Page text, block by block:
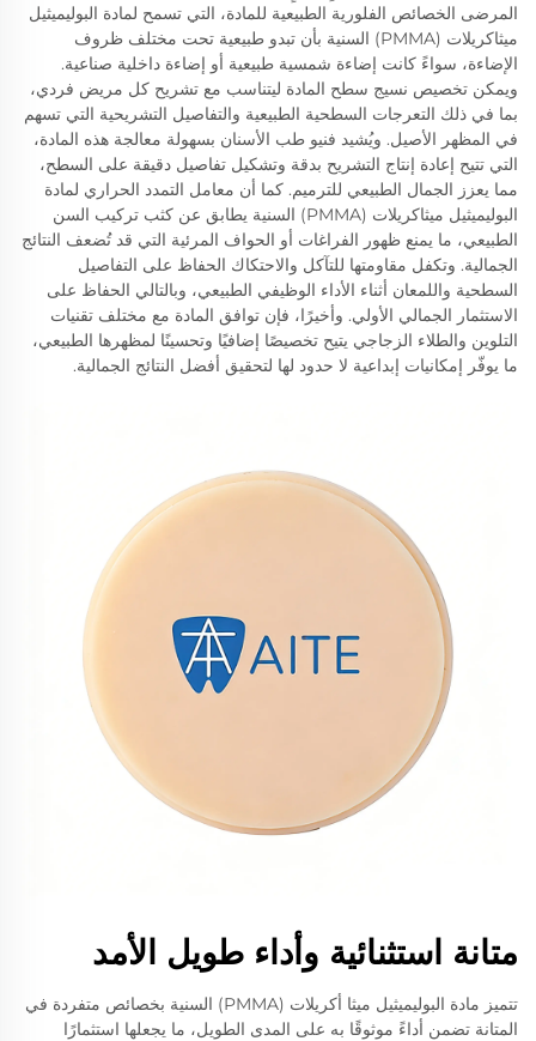
المرضى الخصائص الفلورية الطبيعية للمادة، التي تسمح لمادة البوليميثيل
ميثاكريلات (PMMA) السنية بأن تبدو طبيعية تحت مختلف ظروف
الإضاءة، سواءً كانت إضاءة شمسية طبيعية أو إضاءة داخلية صناعية.
ويمكن تخصيص نسيج سطح المادة ليتناسب مع تشريح كل مريض فردي،
بما في ذلك التعرجات السطحية الطبيعية والتفاصيل التشريحية التي تسهم
في المظهر الأصيل. ويُشيد فنيو طب الأسنان بسهولة معالجة هذه المادة،
التي تتيح إعادة إنتاج التشريح بدقة وتشكيل تفاصيل دقيقة على السطح،
مما يعزز الجمال الطبيعي للترميم. كما أن معامل التمدد الحراري لمادة
البوليميثيل ميثاكريلات (PMMA) السنية يطابق عن كثب تركيب السن
الطبيعي، ما يمنع ظهور الفراغات أو الحواف المرئية التي قد تُضعف النتائج
الجمالية. وتكفل مقاومتها للتآكل والاحتكاك الحفاظ على التفاصيل
السطحية واللمعان أثناء الأداء الوظيفي الطبيعي، وبالتالي الحفاظ على
الاستثمار الجمالي الأولي. وأخيرًا، فإن توافق المادة مع مختلف تقنيات
التلوين والطلاء الزجاجي يتيح تخصيصًا إضافيًا وتحسينًا لمظهرها الطبيعي،
ما يوفّر إمكانيات إبداعية لا حدود لها لتحقيق أفضل النتائج الجمالية.
متانة استثنائية وأداء طويل الأمد
تتميز مادة البوليميثيل ميثا أكريلات (PMMA) السنية بخصائص متفردة في
المتانة تضمن أداءً موثوقًا به على المدى الطويل، ما يجعلها استثمارًا